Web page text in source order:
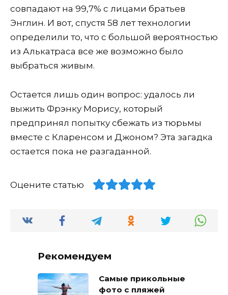
совпадают на 99,7% с лицами братьев
Энглин. И вот, спустя 58 лет технологии
определили то, что с большой вероятностью
из Алькатраса все же возможно было
выбраться живым.
Остается лишь один вопрос: удалось ли
выжить Фрэнку Морису, который
предпринял попытку сбежать из тюрьмы
вместе с Кларенсом и Джоном? Эта загадка
остается пока не разгаданной.
Оцените статью
Рекомендуем
Самые прикольные
фото с пляжей